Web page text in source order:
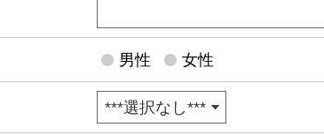
男性 女性